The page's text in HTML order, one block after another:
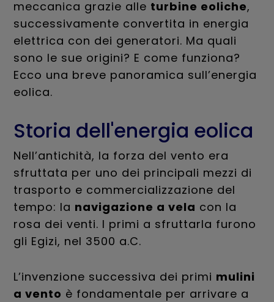
meccanica grazie alle turbine eoliche,
successivamente convertita in energia
elettrica con dei generatori. Ma quali
sono le sue origini? E come funziona?
Ecco una breve panoramica sull’energia
eolica.
Storia dell'energia eolica
Nell’antichità, la forza del vento era
sfruttata per uno dei principali mezzi di
trasporto e commercializzazione del
tempo: la navigazione a vela con la
rosa dei venti. I primi a sfruttarla furono
gli Egizi, nel 3500 a.C.
L’invenzione successiva dei primi mulini
a vento è fondamentale per arrivare a